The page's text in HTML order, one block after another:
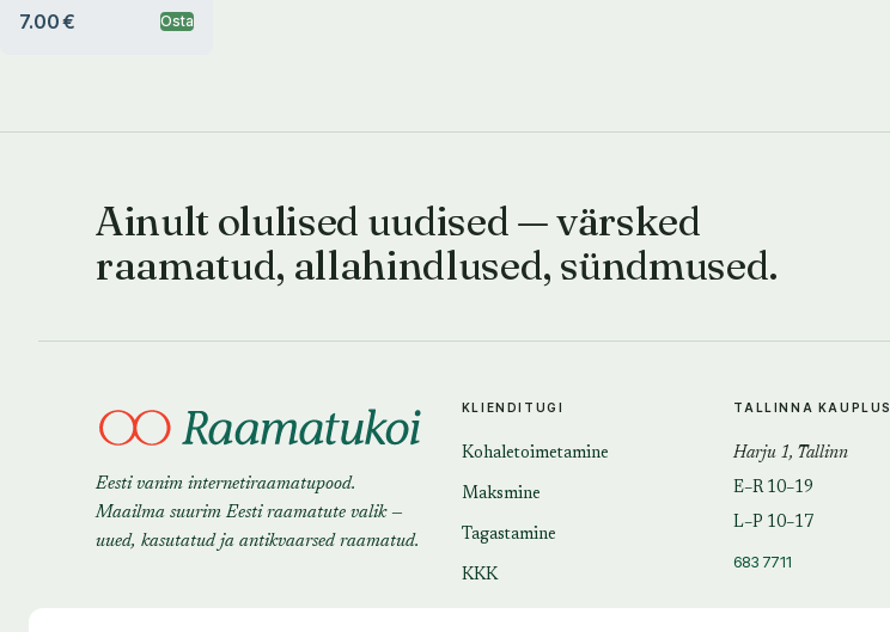
7.00 € Osta
Ainult olulised uudised — värsked
raamatud, allahindlused, sündmused.
Eesti vanim internetiraamatupood.
Maailma suurim Eesti raamatute valik —
uued, kasutatud ja antikvaarsed raamatud.
KLIENDITUGI
Kohaletoimetamine
Maksmine
Tagastamine
KKK
TALLINNA KAUPLUS
Harju 1, Tallinn
E–R 10–19
L–P 10–17
683 7711